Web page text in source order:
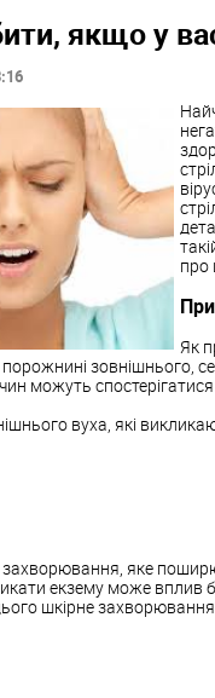
якщо у вас
про
Як
зовнішнього,
можуть
вуха, які
захворювання, яке
екзему може вплив
шкірне